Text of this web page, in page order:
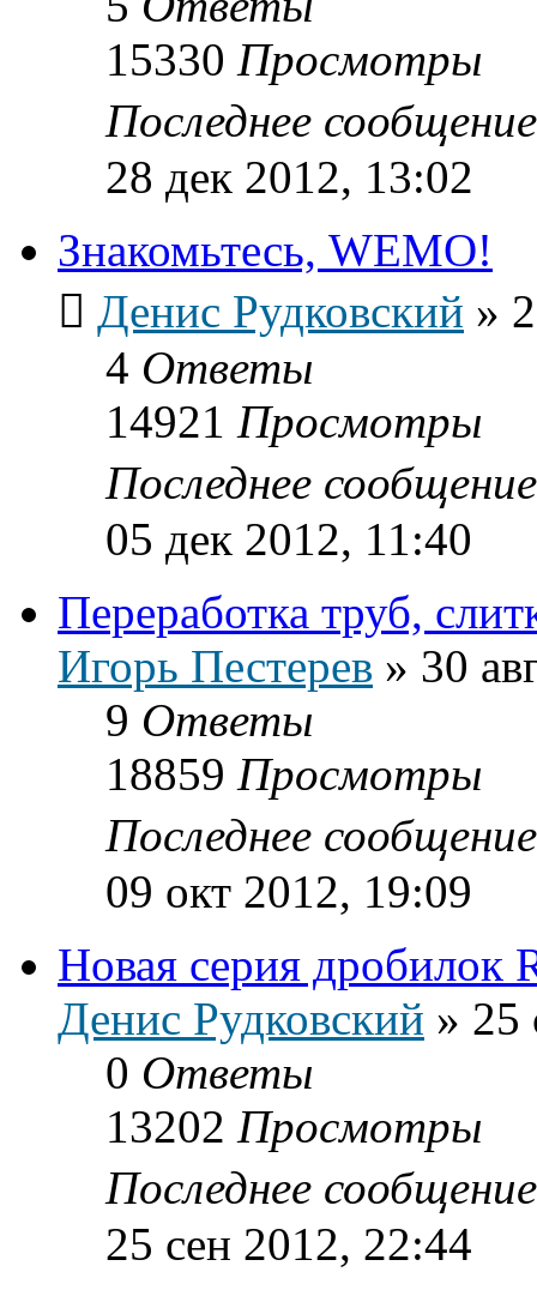
15330 Просмотры
Последнее
28 дек 2012, 13:02
Знакомьтесь, WEMO!
Денис Рудковский »
4 Ответы
14921 Просмотры
Последнее
05 дек 2012, 11:40
Переработка труб,
Игорь Пестерев » 30
9 Ответы
18859 Просмотры
Последнее
09 окт 2012, 19:09
Новая серия дробилок
Денис Рудковский » 25
0 Ответы
13202 Просмотры
Последнее
25 сен 2012, 22:44